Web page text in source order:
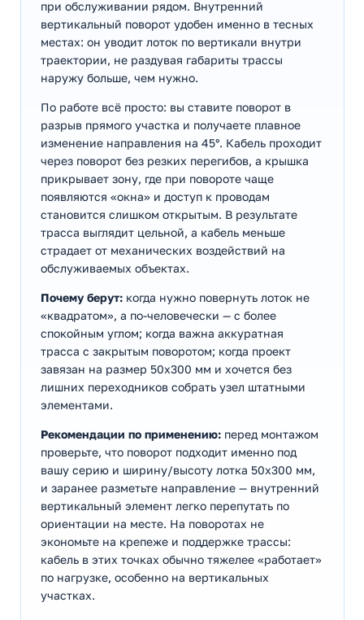
при обслуживании рядом. Внутренний
вертикальный поворот удобен именно в тесных
местах: он уводит лоток по вертикали внутри
траектории, не раздувая габариты трассы
наружу больше, чем нужно.
По работе всё просто: вы ставите поворот в
разрыв прямого участка и получаете плавное
изменение направления на 45°. Кабель проходит
через поворот без резких перегибов, а крышка
прикрывает зону, где при повороте чаще
появляются «окна» и доступ к проводам
становится слишком открытым. В результате
трасса выглядит цельной, а кабель меньше
страдает от механических воздействий на
обслуживаемых объектах.
Почему берут: когда нужно повернуть лоток не
«квадратом», а по-человечески — с более
спокойным углом; когда важна аккуратная
трасса с закрытым поворотом; когда проект
завязан на размер 50х300 мм и хочется без
лишних переходников собрать узел штатными
элементами.
Рекомендации по применению: перед монтажом
проверьте, что поворот подходит именно под
вашу серию и ширину/высоту лотка 50х300 мм,
и заранее разметьте направление — внутренний
вертикальный элемент легко перепутать по
ориентации на месте. На поворотах не
экономьте на крепеже и поддержке трассы:
кабель в этих точках обычно тяжелее «работает»
по нагрузке, особенно на вертикальных
участках.